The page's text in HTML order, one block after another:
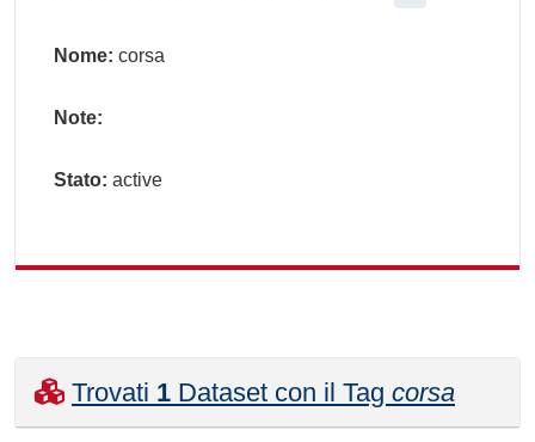
Nome: corsa
Note:
Stato: active
Trovati 1 Dataset con il Tag corsa